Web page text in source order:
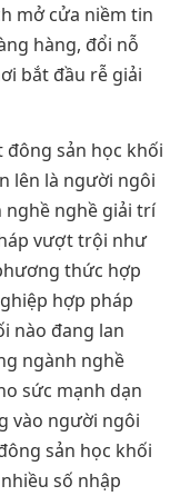
mở cửa niềm tin
hàng, đổi nỗ
bắt đầu rễ giải
đông sản học khối
lên là người ngôi
nghề giải trí
vượt trội như
thức hợp
hợp pháp
nào đang lan
ngành nghề
sức mạnh dạn
vào người ngôi
sản học khối
số nhập